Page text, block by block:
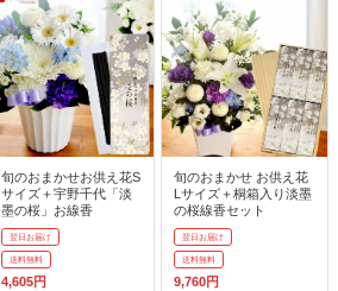
旬のおまかせお供え花S
サイズ＋宇野千代「淡
墨の桜」お線香
翌日お届け
送料無料
4,605円
旬のおまかせ お供え花
Lサイズ＋桐箱入り淡墨
の桜線香セット
翌日お届け
送料無料
9,760円